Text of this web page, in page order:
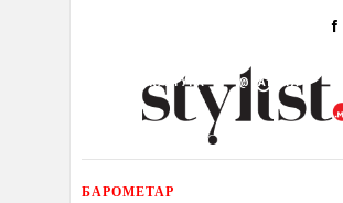
УБАВИНА
КУЛТУРА @РАБОТА
ИЗЛОГ
БАРОМЕТАР